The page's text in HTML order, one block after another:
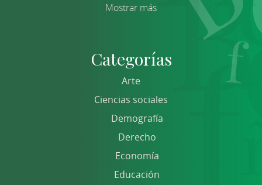
Mostrar más
Categorías
Arte
Ciencias sociales
Demografía
Derecho
Economía
Educación